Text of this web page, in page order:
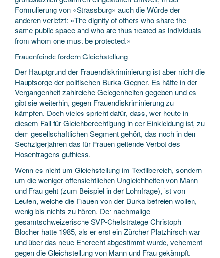
Formulierung von «Strassburg» auch die Würde der
anderen verletzt: «The dignity of others who share the
same public space and who are thus treated as individuals
from whom one must be protected.»
Frauenfeinde fordern Gleichstellung
Der Hauptgrund der Frauendiskriminierung ist aber nicht die
Hauptsorge der politischen Burka-Gegner. Es hätte in der
Vergangenheit zahlreiche Gelegenheiten gegeben und es
gibt sie weiterhin, gegen Frauendiskriminierung zu
kämpfen. Doch vieles spricht dafür, dass, wer heute in
diesem Fall für Gleichberechtigung in der Einkleidung ist, zu
dem gesellschaftlichen Segment gehört, das noch in den
Sechzigerjahren das für Frauen geltende Verbot des
Hosentragens guthiess.
Wenn es nicht um Gleichstellung im Textilbereich, sondern
um die weniger offensichtlichen Ungleichheiten von Mann
und Frau geht (zum Beispiel in der Lohnfrage), ist von
Leuten, welche die Frauen von der Burka befreien wollen,
wenig bis nichts zu hören. Der nachmalige
gesamtschweizerische SVP-Chefstratege Christoph
Blocher hatte 1985, als er erst ein Zürcher Platzhirsch war
und über das neue Eherecht abgestimmt wurde, vehement
gegen die Gleichstellung von Mann und Frau gekämpft.